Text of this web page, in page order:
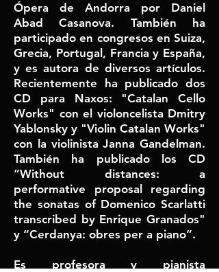
Ópera de Andorra por Daniel
Abad Casanova. También ha
participado en congresos en Suiza,
Grecia, Portugal, Francia y España,
y es autora de diversos artículos.
Recientemente ha publicado dos
CD para Naxos: "Catalan Cello
Works" con el violoncelista Dmitry
Yablonsky y "Violin Catalan Works"
con la violinista Janna Gandelman.
También ha publicado los CD
“Without distances: a
performative proposal regarding
the sonatas of Domenico Scarlatti
transcribed by Enrique Granados"
y “Cerdanya: obres per a piano”.
Es profesora y pianista